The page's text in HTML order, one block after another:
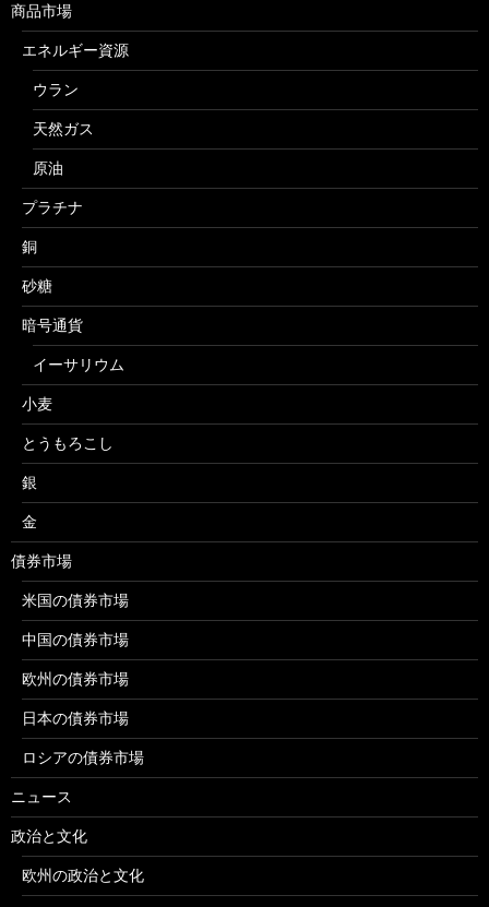
商品市場
エネルギー資源
ウラン
天然ガス
原油
プラチナ
銅
砂糖
暗号通貨
イーサリウム
小麦
とうもろこし
銀
金
債券市場
米国の債券市場
中国の債券市場
欧州の債券市場
日本の債券市場
ロシアの債券市場
ニュース
政治と文化
欧州の政治と文化